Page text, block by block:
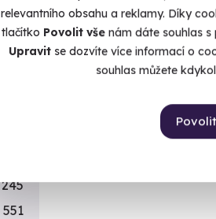
relevantního obsahu a reklamy. Díky
tlačítko Povolit vše nám dáte souhlas s
Upravitse dozvíte více informací o
souhlas můžete
162
151
245
551